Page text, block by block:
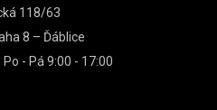
118/63
8 – Ďáblice
- Pá 9:00 - 17:00